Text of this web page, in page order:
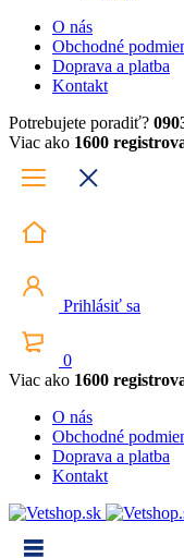
O nás
Obchodné
Doprava a platba
Kontakt
Potrebujete poradiť?
Viac ako 1600
Prihlásiť sa
0
Viac ako 1600
O nás
Obchodné
Doprava a platba
Kontakt